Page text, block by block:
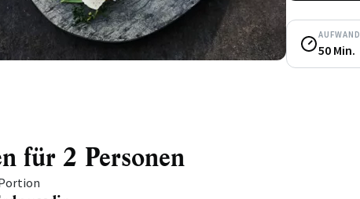
AUFWAND
50 Min.
für 2 Personen